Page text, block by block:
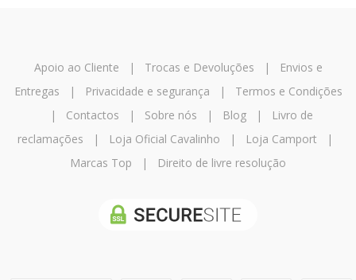
Apoio ao Cliente | Trocas e Devoluções |
Envios e
Entregas | Privacidade e segurança | Termos e Condições
| Contactos | Sobre nós | Blog|
Livro de
reclamações | Loja Oficial Cavalinho | Loja Camport |
Marcas Top | Direito de livre resolução